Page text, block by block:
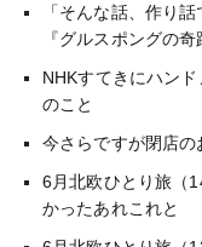
「そんな話、作り
『グルスポングの
NHKすてきにハン
のこと
今さらですが閉店の
6月北欧ひとり旅（
かったあれこれと